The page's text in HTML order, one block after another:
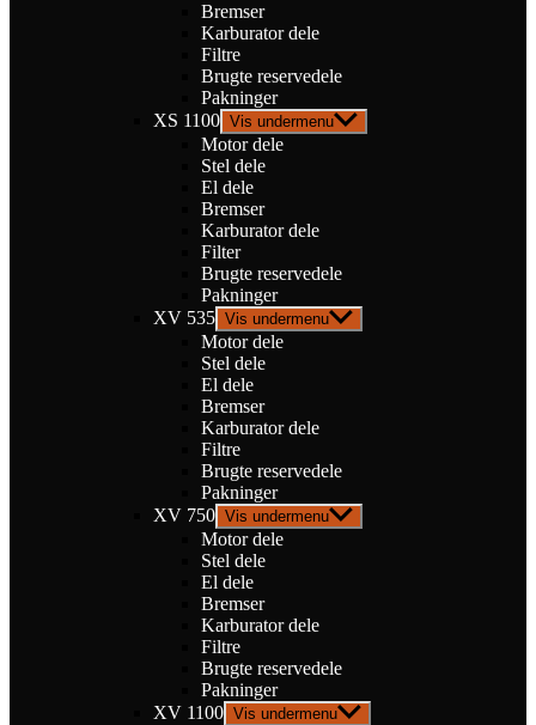
Bremser
Karburator dele
Filtre
Brugte reservedele
Pakninger
XS 1100 Vis undermenu
Motor dele
Stel dele
El dele
Bremser
Karburator dele
Filter
Brugte reservedele
Pakninger
XV 535 Vis undermenu
Motor dele
Stel dele
El dele
Bremser
Karburator dele
Filtre
Brugte reservedele
Pakninger
XV 750 Vis undermenu
Motor dele
Stel dele
El dele
Bremser
Karburator dele
Filtre
Brugte reservedele
Pakninger
XV 1100 Vis undermenu